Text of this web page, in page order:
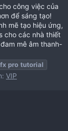
công việc của
để sáng tạo!
mẽ tạo hiệu ứng,
cho các nhà thiết
mê âm thanh-
fx pro tutorial
VIP